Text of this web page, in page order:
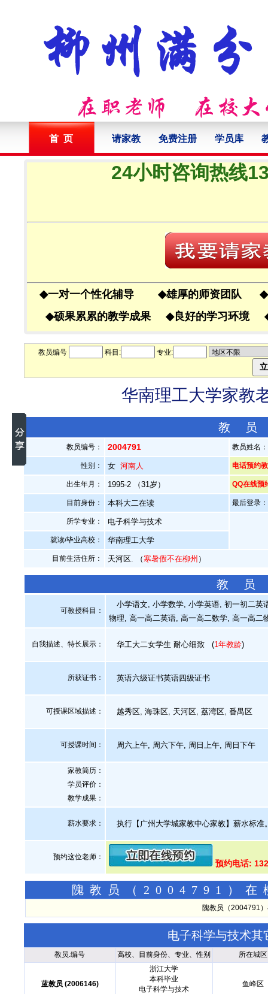
首 页 请家教 免费注册 学员库
24小时咨询热线
◆一对一个性化辅导 ◆雄厚的师资团队 ◆
◆硕果累累的教学成果 ◆良好的学习环境
教员编号 科目: 专业:
华南理工大学家教
教
教员编号： 2004791 教员姓名
性别： 女河南人 电话预约
出生年月： 1995-2 （31岁） QQ在线预
目前身份： 本科大二在读 最后登录
所学专业： 电子科学与技术
就读/毕业高校： 华南理工大学
目前生活住所： 天河区. （寒暑假不在柳州 ）
教 员
可教授科目：
小学语文, 小学数学, 小学英语, 初一初二英
物理, 高一高二英语, 高一高二数学, 高一高二
自我描述、特长展示 ： 华工大二女学生 耐心细致 (1年教龄)
所获证书 ： 英语六级证书英语四级证书
可授课区域描述： 越秀区, 海珠区, 天河区, 荔湾区, 番禺区
可授课时间： 周六上午, 周六下午, 周日上午, 周日下午
家教简历：
学员评价：
教学成果：
薪水要求： 执行【广州大学城家教中心家教】薪水标准
预约这位老师：
预约电话:
隗教员（2004791）在
隗教员（2004791
电子科学与技术其
教员.编号 高校、目前身份、专业、性别 所在城区
蓝教员 (2006146)
浙江大学
本科毕业
电子科学与技术
鱼峰区